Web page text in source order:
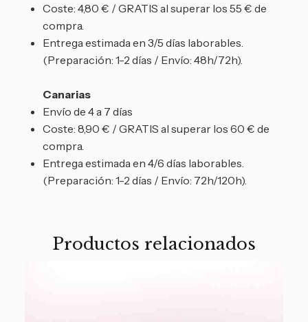
Coste: 4,80 € / GRATIS al superar los 55 € de
compra.
Entrega estimada en 3/5 días laborables.
(Preparación: 1-2 días / Envío: 48h/72h).
Canarias
Envío de 4 a 7 días
Coste: 8,90 € / GRATIS al superar los 60 € de
compra.
Entrega estimada en 4/6 días laborables.
(Preparación: 1-2 días / Envío: 72h/120h).
Productos relacionados